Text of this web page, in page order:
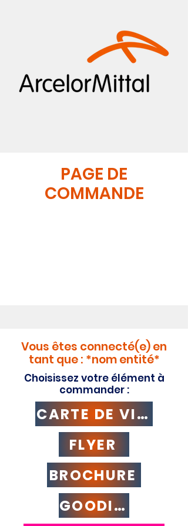
PAGE DE
COMMANDE
Vous êtes connecté(e) en
tant que : *nom entité*
Choisissez votre élément à
commander :
CARTE DE VISITE
FLYER
BROCHURE
GOODIES